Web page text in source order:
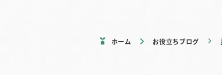
ホーム お役立ちブログ